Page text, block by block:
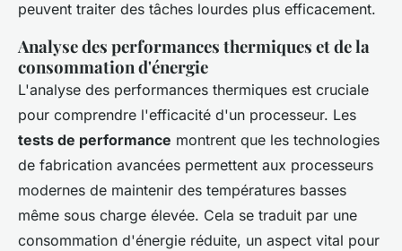
peuvent traiter des tâches lourdes plus efficacement.
Analyse des performances thermiques et de la
consommation d'énergie
L'analyse des performances thermiques est cruciale
pour comprendre l'efficacité d'un processeur. Les
tests de performance montrent que les technologies
de fabrication avancées permettent aux processeurs
modernes de maintenir des températures basses
même sous charge élevée. Cela se traduit par une
consommation d'énergie réduite, un aspect vital pour